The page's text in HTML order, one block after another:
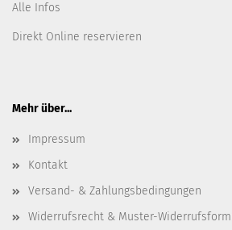
Alle Infos
Direkt Online reservieren
Mehr über...
Impressum
Kontakt
Versand- & Zahlungsbedingungen
Widerrufsrecht & Muster-